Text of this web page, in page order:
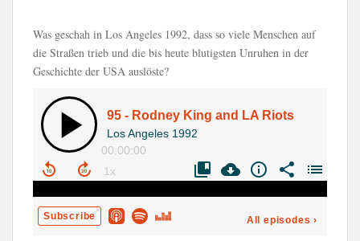
Was geschah in Los Angeles 1992, dass so viele Menschen auf
die Straßen trieb und die bis heute blutigsten Unruhen in der
Geschichte der USA auslöste?